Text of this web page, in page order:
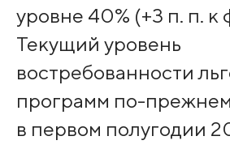
уровне 40% (+3 п. п.
Текущий уровень
востребованности
программ по-
в первом полугодии